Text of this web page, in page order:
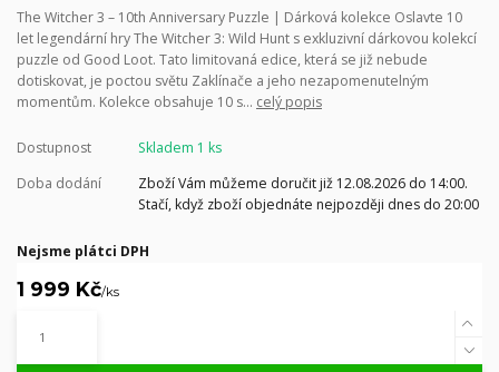
The Witcher 3 – 10th Anniversary Puzzle | Dárková kolekce Oslavte 10
let legendární hry The Witcher 3: Wild Hunt s exkluzivní dárkovou kolekcí
puzzle od Good Loot. Tato limitovaná edice, která se již nebude
dotiskovat, je poctou světu Zaklínače a jeho nezapomenutelným
momentům. Kolekce obsahuje 10 s... celý popis
Dostupnost
Skladem 1 ks
Doba dodání
Zboží Vám můžeme doručit již 12.08.2026 do 14:00.
Stačí, když zboží objednáte nejpozději dnes do 20:00
Nejsme plátci DPH
1 999 Kč/ks